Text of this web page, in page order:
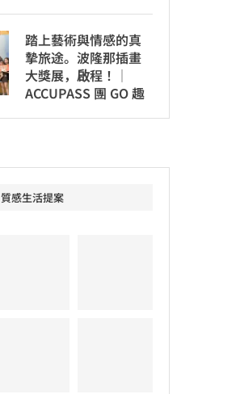
踏上藝術與情感的真
摯旅途。波隆那插畫
大獎展，啟程！│
ACCUPASS 團 GO 趣
質感生活提案